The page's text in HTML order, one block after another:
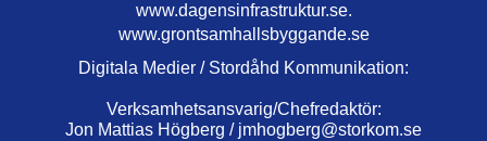
www.dagensinfrastruktur.se.
www.grontsamhallsbyggande.se
Digitala Medier / Stordåhd Kommunikation:
Verksamhetsansvarig/Chefredaktör:
Jon Mattias Högberg / jmhogberg@storkom.se